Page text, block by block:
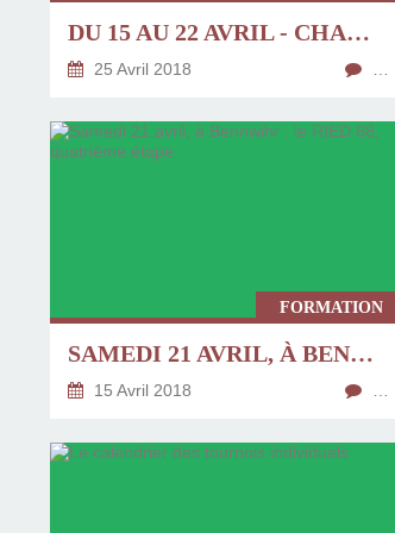
DU 15 AU 22 AVRIL - CHAMPIONNAT DE FRANCE DES JEUNES, À AGEN - 3/4
25 Avril 2018
FORMATION
SAMEDI 21 AVRIL, À BENNWIHR : LE RIED 68, QUATRIÈME ÉTAPE
15 Avril 2018